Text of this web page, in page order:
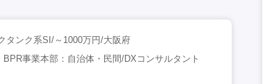
タンク系SI/～1000万円/大阪府
事業本部：自治体・民間/DXコンサルタント